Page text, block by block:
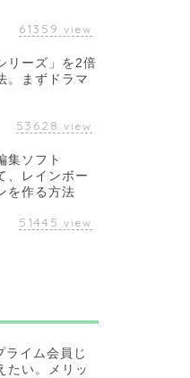
61359 view
リーズ」を2倍
。まずドラマ
53628 view
集ソフト
、レインボー
を作る方法
51445 view
ライム会員じ
たい。メリッ